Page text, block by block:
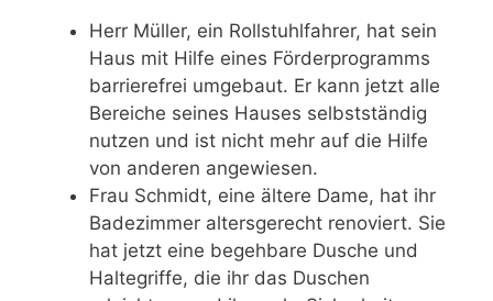
Herr Müller, ein Rollstuhlfahrer, hat sein
Haus mit Hilfe eines Förderprogramms
barrierefrei umgebaut. Er kann jetzt alle
Bereiche seines Hauses selbstständig
nutzen und ist nicht mehr auf die Hilfe
von anderen angewiesen.
Frau Schmidt, eine ältere Dame, hat ihr
Badezimmer altersgerecht renoviert. Sie
hat jetzt eine begehbare Dusche und
Haltegriffe, die ihr das Duschen